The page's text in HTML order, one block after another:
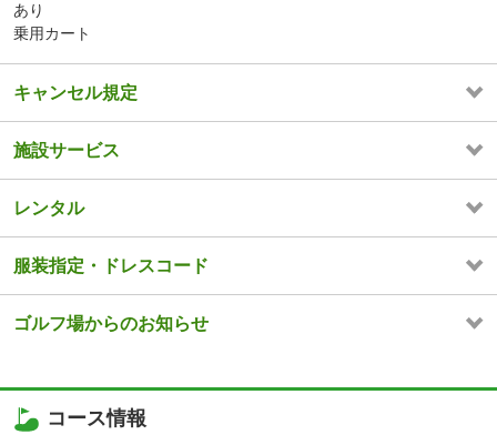
あり
乗用カート
キャンセル規定
施設サービス
レンタル
服装指定・ドレスコード
ゴルフ場からのお知らせ
コース情報